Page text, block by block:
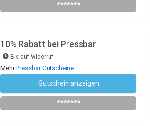
*******
10% Rabatt bei Pressbar
Bis auf Widerruf
MehrPressbar Gutscheine
Gutschein anzeigen
*******